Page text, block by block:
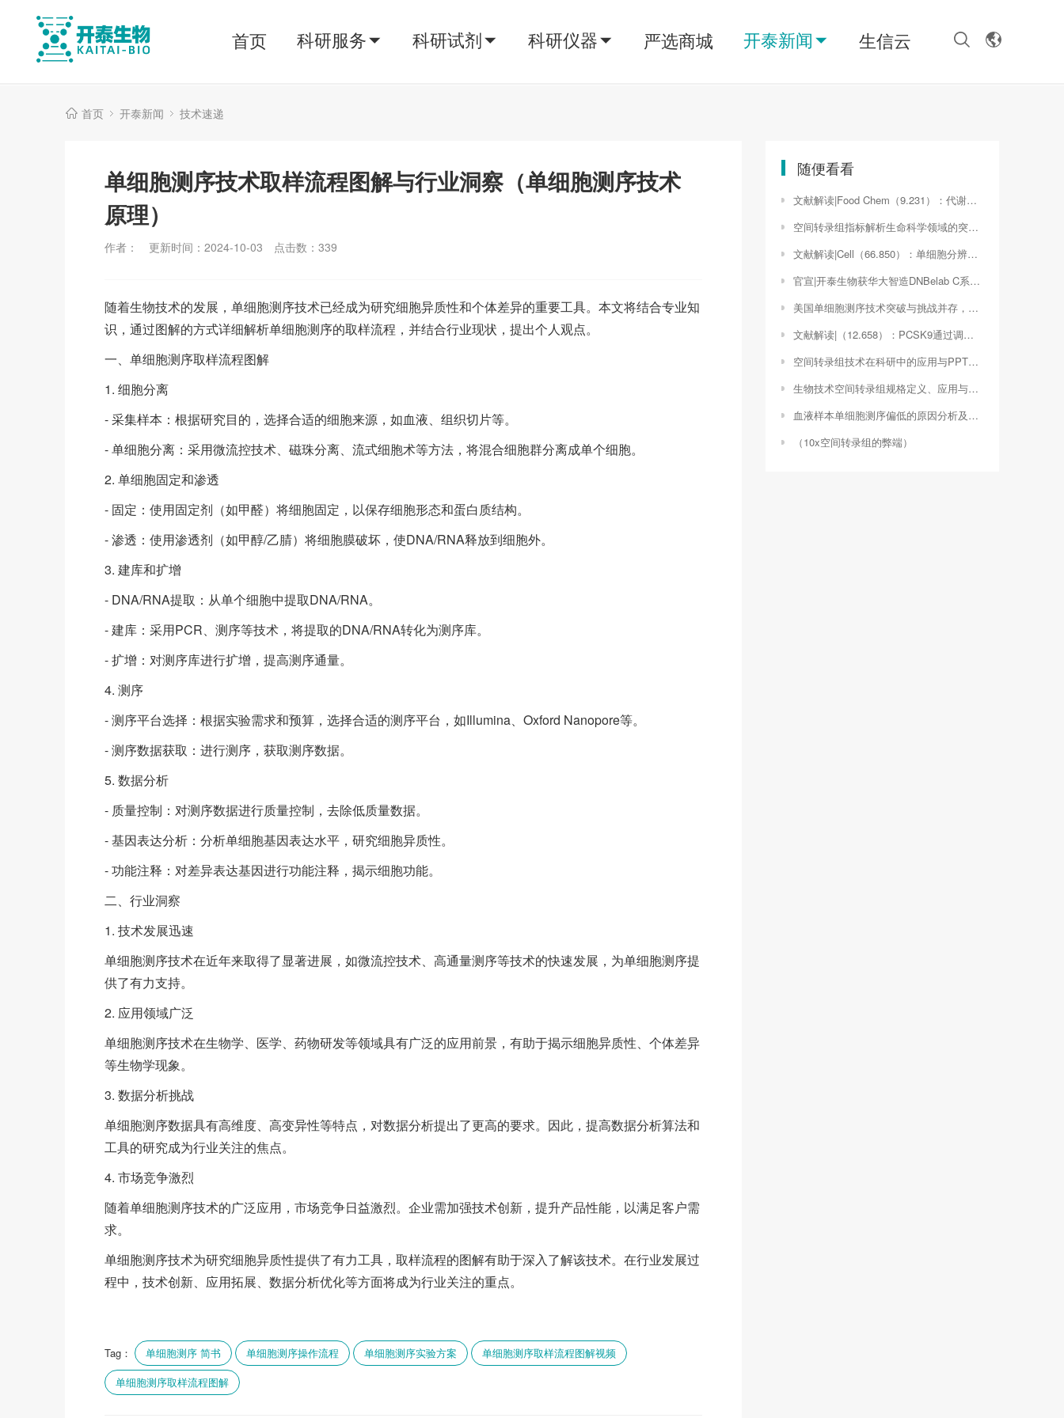
首页 科研服务 科研试剂 科研仪器 严选商城 开泰新闻 生信云
首页 开泰新闻 技术速递
单细胞测序技术取样流程图解与行业洞察（单细胞测序技术
原理）
作者： 更新时间：2024-10-03 点击数： 339
随着生物技术的发展，单细胞测序技术已经成为研究细胞异质性和个体差异的重要工具。本文将结合专业知
识，通过图解的方式详细解析单细胞测序的取样流程，并结合行业现状，提出个人观点。
一、单细胞测序取样流程图解
1. 细胞分离
- 采集样本：根据研究目的，选择合适的细胞来源，如血液、组织切片等。
- 单细胞分离：采用微流控技术、磁珠分离、流式细胞术等方法，将混合细胞群分离成单个细胞。
2. 单细胞固定和渗透
- 固定：使用固定剂（如甲醛）将细胞固定，以保存细胞形态和蛋白质结构。
- 渗透：使用渗透剂（如甲醇/乙腈）将细胞膜破坏，使DNA/RNA释放到细胞外。
3. 建库和扩增
- DNA/RNA提取：从单个细胞中提取DNA/RNA。
- 建库：采用PCR、测序等技术，将提取的DNA/RNA转化为测序库。
- 扩增：对测序库进行扩增，提高测序通量。
4. 测序
- 测序平台选择：根据实验需求和预算，选择合适的测序平台，如Illumina、Oxford Nanopore等。
- 测序数据获取：进行测序，获取测序数据。
5. 数据分析
- 质量控制：对测序数据进行质量控制，去除低质量数据。
- 基因表达分析：分析单细胞基因表达水平，研究细胞异质性。
- 功能注释：对差异表达基因进行功能注释，揭示细胞功能。
二、行业洞察
1. 技术发展迅速
单细胞测序技术在近年来取得了显著进展，如微流控技术、高通量测序等技术的快速发展，为单细胞测序提
供了有力支持。
2. 应用领域广泛
单细胞测序技术在生物学、医学、药物研发等领域具有广泛的应用前景，有助于揭示细胞异质性、个体差异
等生物学现象。
3. 数据分析挑战
单细胞测序数据具有高维度、高变异性等特点，对数据分析提出了更高的要求。因此，提高数据分析算法和
工具的研究成为行业关注的焦点。
4. 市场竞争激烈
随着单细胞测序技术的广泛应用，市场竞争日益激烈。企业需加强技术创新，提升产品性能，以满足客户需
求。
单细胞测序技术为研究细胞异质性提供了有力工具，取样流程的图解有助于深入了解该技术。在行业发展过
程中，技术创新、应用拓展、数据分析优化等方面将成为行业关注的重点。
Tag： 单细胞测序 简书 单细胞测序操作流程 单细胞测序实验方案
单细胞测序取样流程图解视频
单细胞测序取样流程图解
随便看看
文献解读|Food Chem（9.231）：代谢组学和肠道微生物组学揭示6-姜烯酚对肥胖的改善作用
空间转录组指标解析生命科学领域的突破性进展（空间转录学）
文献解读|Cell（66.850）：单细胞分辨率下小鼠脑老化的分子和空间特征
官宣|开泰生物获华大智造DNBelab C系列 单细胞测序服务商认证
美国单细胞测序技术突破与挑战并存，引领生物医学革命（单细胞测序仪器平台）
文献解读|（12.658）：PCSK9通过调节肿瘤细胞EMT和PI3K/AKT信号及巨噬细胞表型极化促进肿瘤细胞的进展和转移
空间转录组技术在科研中的应用与PPT制作要点（空间转录组分析）
生物技术空间转录组规格定义、应用与挑战（10x空间转录组的弊端）
血液样本单细胞测序偏低的原因分析及应对策略（单细胞测序样本量）
（10x空间转录组的弊端）